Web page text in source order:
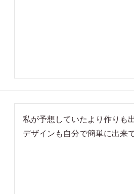
私が予想していたより作りも